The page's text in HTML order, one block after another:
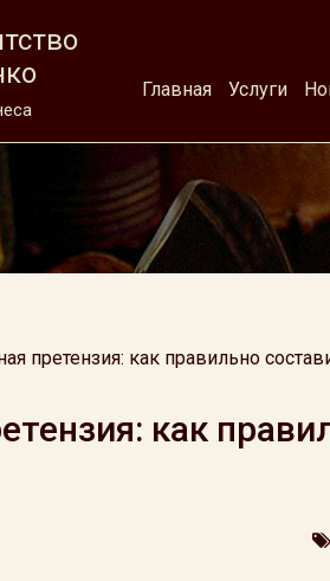
Главная Услуги
претензия: как правильно
как